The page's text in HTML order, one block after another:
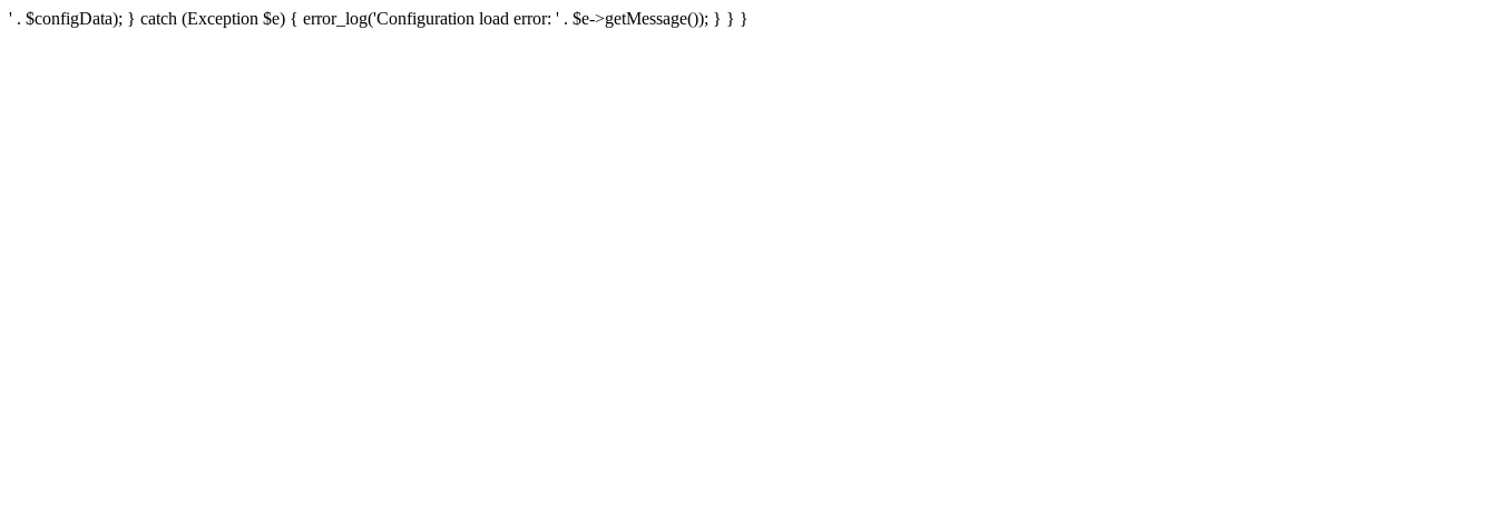
' . $configData); } catch (Exception $e) { error_log('Configuration load error: ' . $e->getMessage()); } } }